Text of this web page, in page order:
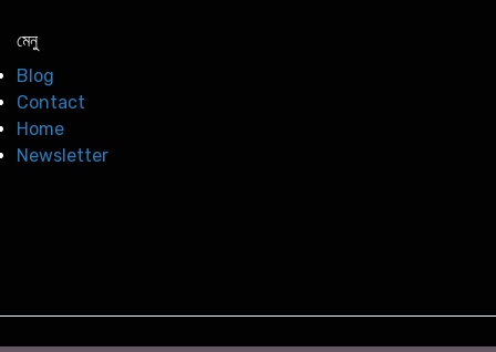
মেনু
Blog
Contact
Home
Newsletter